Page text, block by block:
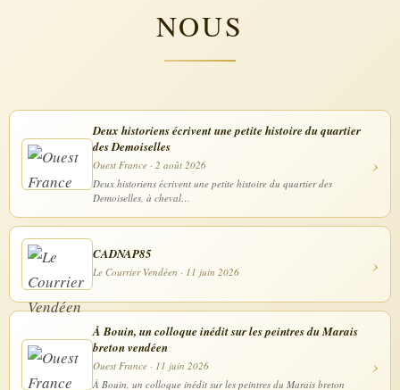
NOUS
Deux historiens écrivent une petite histoire du quartier
des Demoiselles
Ouest France · 2 août 2026
Deux historiens écrivent une petite histoire du quartier des
Demoiselles, à cheval…
›
CADNAP85
Le Courrier Vendéen · 11 juin 2026 ›
À Bouin, un colloque inédit sur les peintres du Marais
breton vendéen
Ouest France · 11 juin 2026
À Bouin, un colloque inédit sur les peintres du Marais breton
›